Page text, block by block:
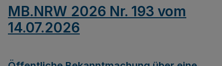
MB.NRW 2026 Nr. 193 vom
14.07.2026